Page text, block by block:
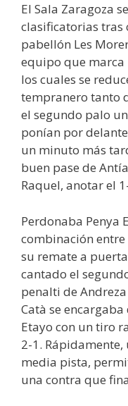
El Sala Zaragoza
clasificatorias tras
pabellón Les
equipo que marca
los cuales se
tempranero tanto
el segundo palo
ponían por
un minuto más
buen pase de
Raquel, anotar el
Perdonaba Penya
combinación
su remate a
cantado el
penalti de
Catà se
Etayo con un tiro
2-1.
media pista,
una contra que